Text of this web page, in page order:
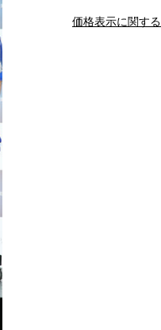
夫との関係
新津春子
価格表示に関す